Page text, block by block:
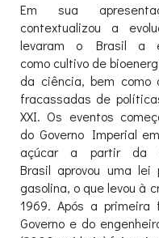
Em sua
contextualizou a
levaram o Brasil a
como cultivo de
da ciência, bem
fracassadas de
XXI. Os eventos
do Governo Imperial
açúcar a partir da
Brasil aprovou uma
gasolina, o que levou à
1969. Após a primeira
Governo e do